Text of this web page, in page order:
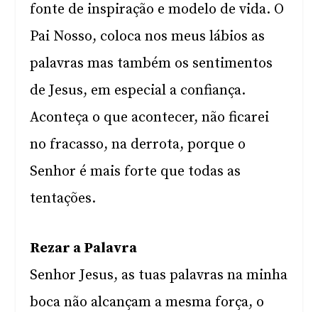
fonte de inspiração e modelo de vida. O
Pai Nosso, coloca nos meus lábios as
palavras mas também os sentimentos
de Jesus, em especial a confiança.
Aconteça o que acontecer, não ficarei
no fracasso, na derrota, porque o
Senhor é mais forte que todas as
tentações.
Rezar a Palavra
Senhor Jesus, as tuas palavras na minha
boca não alcançam a mesma força, o